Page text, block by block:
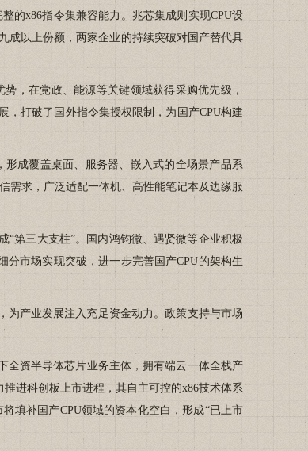
的x86指令集兼容能力。兆芯集成则实现CPU设
成以上份额，两家企业的持续突破对国产替代具
，在党政、能源等关键领域获得采购优先级，
，打破了国外指令集授权限制，为国产CPU构建
成覆盖桌面、服务器、嵌入式的全场景产品系
需求，广泛适配一体机、高性能笔记本及边缘服
第三大支柱”。国内鸿钧微、遇贤微等企业积极
分市场实现突破，进一步完善国产CPU的架构生
产业发展注入充足资金动力。政策支持与市场
资半导体芯片业务主体，拥有端云一体全栈产
进科创板上市进程，其自主可控的x86技术体系
填补国产CPU领域的资本化空白，形成“已上市